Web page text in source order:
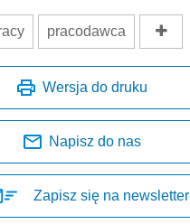
pracodawca
Wersja do druku
Napisz do nas
Zapisz się na newsletter